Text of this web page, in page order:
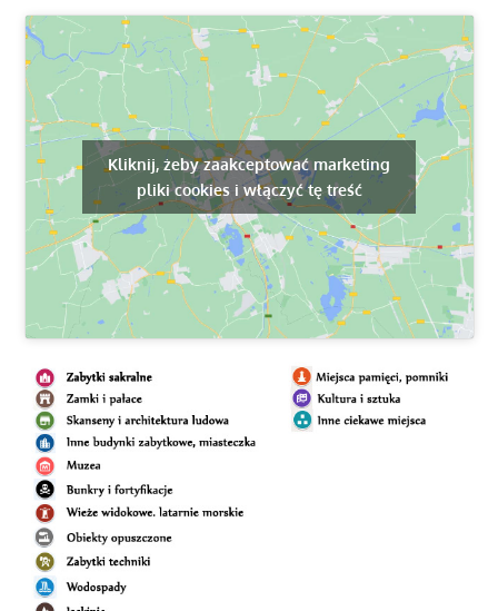
Kliknij, żeby zaakceptować marketing
pliki cookies i włączyć tę treść